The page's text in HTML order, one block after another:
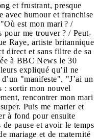
et frustrant, presque
avec humour et franchise
est mon mari ? /
pour me trouver ? / Peut-
Raye, artiste britannique
direct et sans filtre de sa
à BBC News le 30
expliqué qu’il ne
"manifeste". "J’ai un
: sortir mon nouvel
rencontrer mon mari
Puis me marier et
à fond pour ensuite
pause et avoir le temps
mariage et de maternité